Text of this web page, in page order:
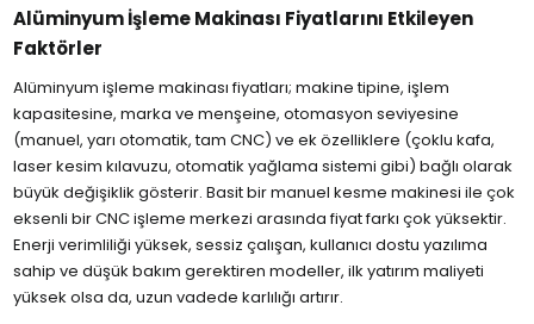
Alüminyum İşleme Makinası Fiyatlarını Etkileyen
Faktörler
Alüminyum işleme makinası fiyatları; makine tipine, işlem
kapasitesine, marka ve menşeine, otomasyon seviyesine
(manuel, yarı otomatik, tam CNC) ve ek özelliklere (çoklu kafa,
laser kesim kılavuzu, otomatik yağlama sistemi gibi) bağlı olarak
büyük değişiklik gösterir. Basit bir manuel kesme makinesi ile çok
eksenli bir CNC işleme merkezi arasında fiyat farkı çok yüksektir.
Enerji verimliliği yüksek, sessiz çalışan, kullanıcı dostu yazılıma
sahip ve düşük bakım gerektiren modeller, ilk yatırım maliyeti
yüksek olsa da, uzun vadede karlılığı artırır.